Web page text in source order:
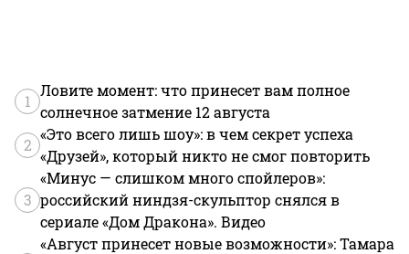
1
Ловите момент: что принесет вам полное
солнечное затмение 12 августа
2
«Это всего лишь шоу»: в чем секрет успеха
«Друзей», который никто не смог повторить
3
«Минус — слишком много спойлеров»:
российский ниндзя-скульптор снялся в
сериале «Дом Дракона». Видео
«Август принесет новые возможности»: Тамара